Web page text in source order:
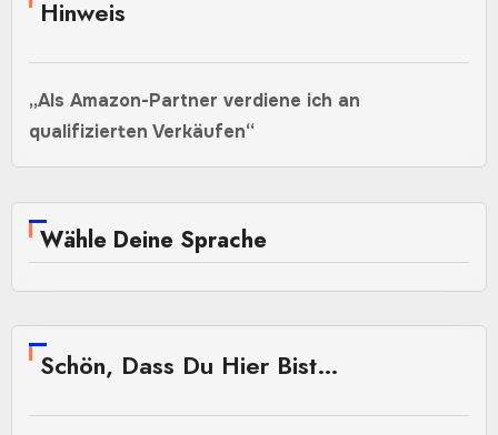
Hinweis
„Als Amazon-Partner verdiene ich an
qualifizierten Verkäufen“
Wähle Deine Sprache
Schön, Dass Du Hier Bist…